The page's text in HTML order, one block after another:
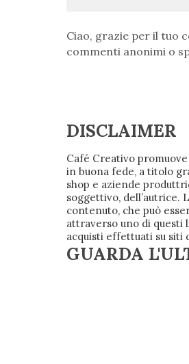
Ciao, grazie per il tuo
commenti anonimi o
DISCLAIMER
Café Creativo
in buona fede, a titolo
shop e aziende
soggettivo, dell’autrice.
contenuto, che può
attraverso uno di questi
acquisti effettuati su siti
GUARDA